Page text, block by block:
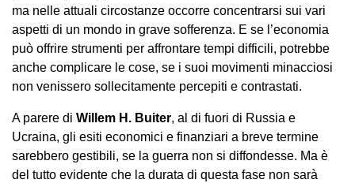
ma nelle attuali circostanze occorre concentrarsi sui vari
aspetti di un mondo in grave sofferenza. E se l’economia
può offrire strumenti per affrontare tempi difficili, potrebbe
anche complicare le cose, se i suoi movimenti minacciosi
non venissero sollecitamente percepiti e contrastati.
A parere di Willem H. Buiter, al di fuori di Russia e
Ucraina, gli esiti economici e finanziari a breve termine
sarebbero gestibili, se la guerra non si diffondesse. Ma è
del tutto evidente che la durata di questa fase non sarà